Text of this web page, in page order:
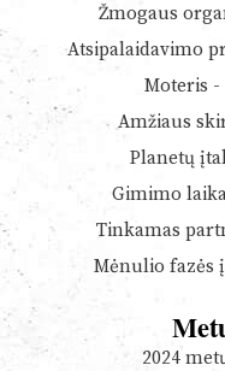
Žmogaus
Atsipalaidavimo
Moteris
Amžiaus
Planetų
Gimimo
Tinkamas
Mėnulio fazės
2024